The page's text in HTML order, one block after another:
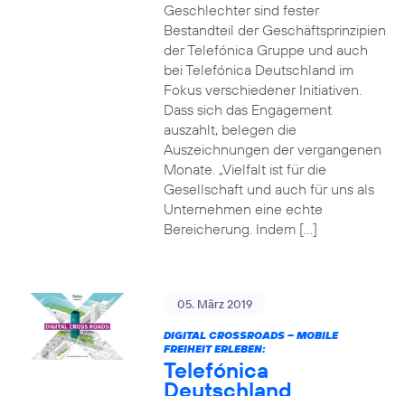
Geschlechter sind fester
Bestandteil der Geschäftsprinzipien
der Telefónica Gruppe und auch
bei Telefónica Deutschland im
Fokus verschiedener Initiativen.
Dass sich das Engagement
auszahlt, belegen die
Auszeichnungen der vergangenen
Monate. „Vielfalt ist für die
Gesellschaft und auch für uns als
Unternehmen eine echte
Bereicherung. Indem […]
05. März 2019
DIGITAL CROSSROADS – MOBILE
FREIHEIT ERLEBEN:
Telefónica
Deutschland